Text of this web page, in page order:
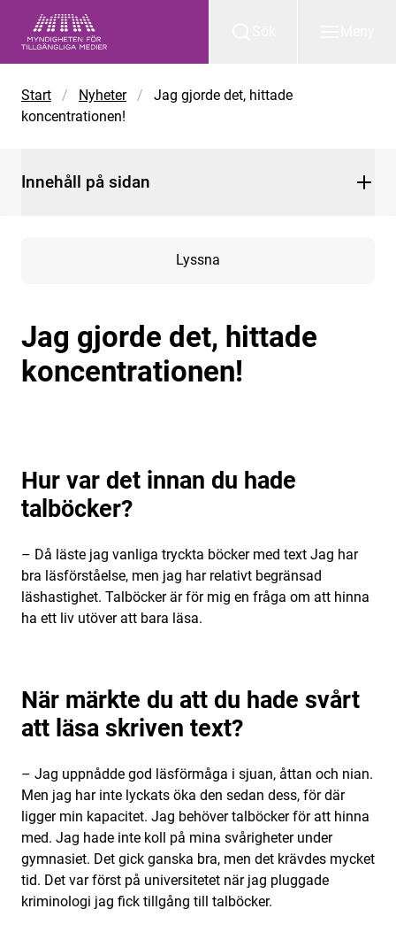
Start / Nyheter /
Jag gjorde det, hittade
koncentrationen!
Lyssna
Jag gjorde det, hittade
koncentrationen!
Hur var det innan du hade
talböcker?
– Då läste jag vanliga tryckta böcker med text Jag har
bra läsförståelse, men jag har relativt begränsad
läshastighet. Talböcker är för mig en fråga om att hinna
ha ett liv utöver att bara läsa.
När märkte du att du hade svårt
att läsa skriven text?
– Jag uppnådde god läsförmåga i sjuan, åttan och nian.
Men jag har inte lyckats öka den sedan dess, för där
ligger min kapacitet. Jag behöver talböcker för att hinna
med. Jag hade inte koll på mina svårigheter under
gymnasiet. Det gick ganska bra, men det krävdes mycket
tid. Det var först på universitetet när jag pluggade
kriminologi jag fick tillgång till talböcker.
Innehåll på sidan